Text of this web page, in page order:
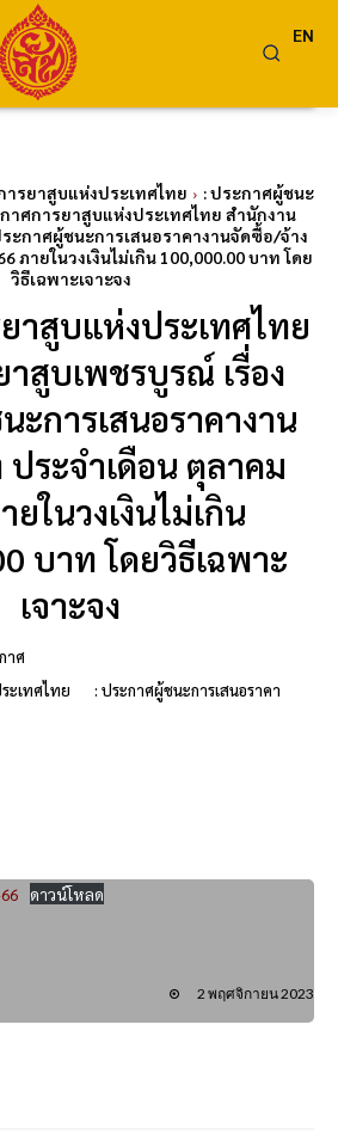
EN
ารยาสูบแห่งประเทศไทย
: ประกาศผู้ชนะ
าศการยาสูบแห่งประเทศไทย สำนักงาน
ะกาศผู้ชนะการเสนอราคางานจัดซื้อ/จ้าง
ภายในวงเงินไม่เกิน 100,000.00 บาท โดย
วิธีเฉพาะเจาะจง
าสูบแห่งประเทศไทย
สูบเพชรบูรณ์ เรื่อง
ะการเสนอราคางาน
ระจำเดือน ตุลาคม
ยในวงเงินไม่เกิน
บาท โดยวิธีเฉพาะ
เจาะจง
าศ
ะเทศไทย
: ประกาศผู้ชนะการเสนอราคา
ดาวน์โหลด
2 พฤศจิกายน 2023